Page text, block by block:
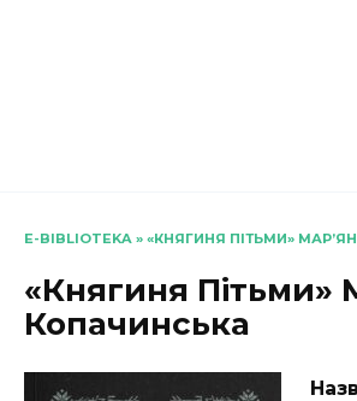
E-BIBLIOTEKA » «КНЯГИНЯ ПІТЬМИ»
«Княгиня Пітьми»
Копачинська